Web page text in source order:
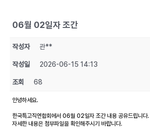
06월 02일자 조간
작성자 관**
작성일 2026-06-15 14:13
조회 68
안녕하세요.
한국특고직연합회에서 06월 02일자 조간 내용 공유드립니다.
자세한 내용은 첨부파일을 확인해주시기 바랍니다.